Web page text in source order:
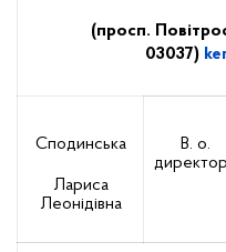
(просп.
03037)
Сподинська
Лариса
Леонідівна
В. о.